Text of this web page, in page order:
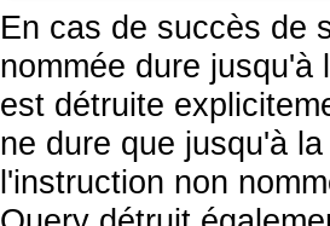
En cas de succès de
nommée dure
est détruite
ne dure que jusqu'à
l'instruction non